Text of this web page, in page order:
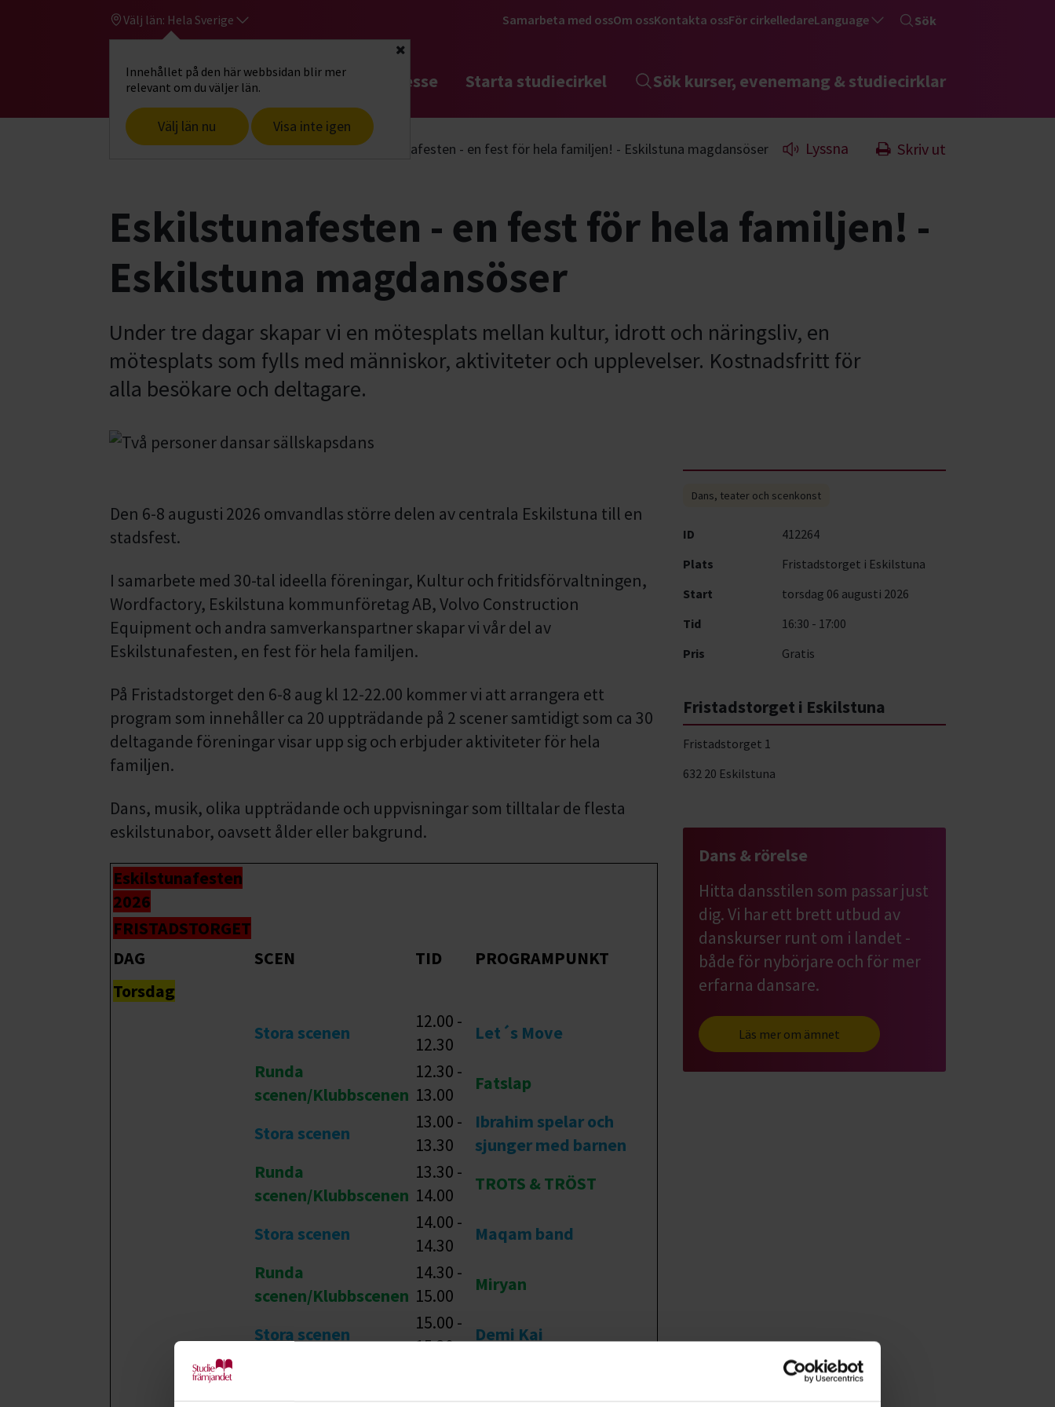
Välj län: Hela Sverige
Innehållet på den här webbsidan blir mer
relevant om du väljer län.
Välj län nu Visa inte igen
Stäng
Samarbeta med ossOm ossKontakta ossFör cirkelledareLanguage Sök
Gå till studiefrämjandets startsidaHitta intresse Starta studiecirkel Sök kurser, evenemang & studiecirklar
Start Hitta intresse Dans & rörelse Eskilstunafesten - en fest för hela familjen! - Eskilstuna magdansöser Lyssna Skriv ut
Eskilstunafesten - en fest för hela familjen! -
Eskilstuna magdansöser
Under tre dagar skapar vi en mötesplats mellan kultur, idrott och näringsliv, en
mötesplats som fylls med människor, aktiviteter och upplevelser. Kostnadsfritt för
alla besökare och deltagare.
Den 6-8 augusti 2026 omvandlas större delen av centrala Eskilstuna till en
stadsfest.
I samarbete med 30-tal ideella föreningar, Kultur och fritidsförvaltningen,
Wordfactory, Eskilstuna kommunföretag AB, Volvo Construction
Equipment och andra samverkanspartner skapar vi vår del av
Eskilstunafesten, en fest för hela familjen.
På Fristadstorget den 6-8 aug kl 12-22.00 kommer vi att arrangera ett
program som innehåller ca 20 uppträdande på 2 scener samtidigt som ca 30
deltagande föreningar visar upp sig och erbjuder aktiviteter för hela
familjen.
Dans, musik, olika uppträdande och uppvisningar som tilltalar de flesta
eskilstunabor, oavsett ålder eller bakgrund.
Eskilstunafesten
2026
FRISTADSTORGET
DAG
SCEN TID
PROGRAMPUNKT
Torsdag
Stora scenen
12.00 -
12.30
Let´s Move
Runda
scenen/Klubbscenen
12.30 -
13.00
Fatslap
Stora scenen
13.00 -
13.30
Ibrahim spelar och
sjunger med barnen
Runda
scenen/Klubbscenen
13.30 -
14.00
TROTS & TRÖST
Stora scenen
14.00 -
14.30
Maqam band
Runda
scenen/Klubbscenen
14.30 -
15.00
Miryan
Stora scenen
15.00 -
15.30
Demi Kai
scenen/Klubbscenen 16.00
Dans, teater och scenkonst
ID
412264
Plats
Fristadstorget i Eskilstuna
Start
torsdag 06 augusti 2026
Tid
16:30 - 17:00
Pris
Gratis
Fristadstorget i Eskilstuna
Fristadstorget 1
632 20 Eskilstuna
Dans & rörelse
Hitta dansstilen som passar just
dig. Vi har ett brett utbud av
danskurser runt om i landet -
både för nybörjare och för mer
erfarna dansare.
Läs mer om ämnet